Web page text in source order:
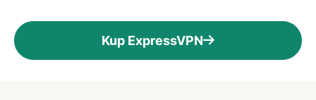
Kup ExpressVPN